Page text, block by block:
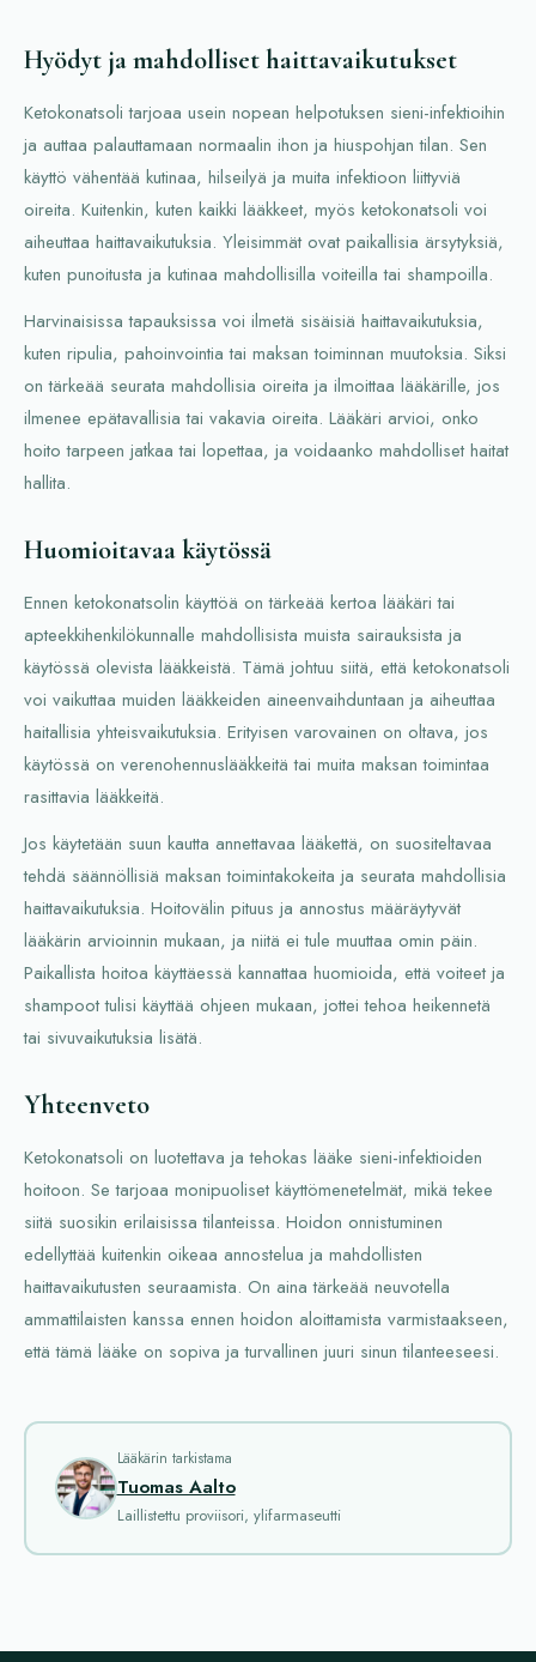
Hyödyt ja mahdolliset haittavaikutukset
Ketokonatsoli tarjoaa usein nopean helpotuksen sieni-infektioihin
ja auttaa palauttamaan normaalin ihon ja hiuspohjan tilan. Sen
käyttö vähentää kutinaa, hilseilyä ja muita infektioon liittyviä
oireita. Kuitenkin, kuten kaikki lääkkeet, myös ketokonatsoli voi
aiheuttaa haittavaikutuksia. Yleisimmät ovat paikallisia ärsytyksiä,
kuten punoitusta ja kutinaa mahdollisilla voiteilla tai shampoilla.
Harvinaisissa tapauksissa voi ilmetä sisäisiä haittavaikutuksia,
kuten ripulia, pahoinvointia tai maksan toiminnan muutoksia. Siksi
on tärkeää seurata mahdollisia oireita ja ilmoittaa lääkärille, jos
ilmenee epätavallisia tai vakavia oireita. Lääkäri arvioi, onko
hoito tarpeen jatkaa tai lopettaa, ja voidaanko mahdolliset haitat
hallita.
Huomioitavaa käytössä
Ennen ketokonatsolin käyttöä on tärkeää kertoa lääkäri tai
apteekkihenkilökunnalle mahdollisista muista sairauksista ja
käytössä olevista lääkkeistä. Tämä johtuu siitä, että ketokonatsoli
voi vaikuttaa muiden lääkkeiden aineenvaihduntaan ja aiheuttaa
haitallisia yhteisvaikutuksia. Erityisen varovainen on oltava, jos
käytössä on verenohennuslääkkeitä tai muita maksan toimintaa
rasittavia lääkkeitä.
Jos käytetään suun kautta annettavaa lääkettä, on suositeltavaa
tehdä säännöllisiä maksan toimintakokeita ja seurata mahdollisia
haittavaikutuksia. Hoitovälin pituus ja annostus määräytyvät
lääkärin arvioinnin mukaan, ja niitä ei tule muuttaa omin päin.
Paikallista hoitoa käyttäessä kannattaa huomioida, että voiteet ja
shampoot tulisi käyttää ohjeen mukaan, jottei tehoa heikennetä
tai sivuvaikutuksia lisätä.
Yhteenveto
Ketokonatsoli on luotettava ja tehokas lääke sieni-infektioiden
hoitoon. Se tarjoaa monipuoliset käyttömenetelmät, mikä tekee
siitä suosikin erilaisissa tilanteissa. Hoidon onnistuminen
edellyttää kuitenkin oikeaa annostelua ja mahdollisten
haittavaikutusten seuraamista. On aina tärkeää neuvotella
ammattilaisten kanssa ennen hoidon aloittamista varmistaakseen,
että tämä lääke on sopiva ja turvallinen juuri sinun tilanteeseesi.
Lääkärin tarkistama
Tuomas Aalto
Laillistettu proviisori, ylifarmaseutti